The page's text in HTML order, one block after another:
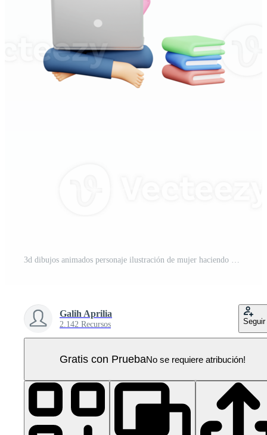
3d dibujos animados personaje ilustración de mujer haciendo negocio presentación - corporativo éxito PNG Pro
Galih Aprilia
2.142 Recursos Seguir
Gratis con PruebaNo se requiere atribución!